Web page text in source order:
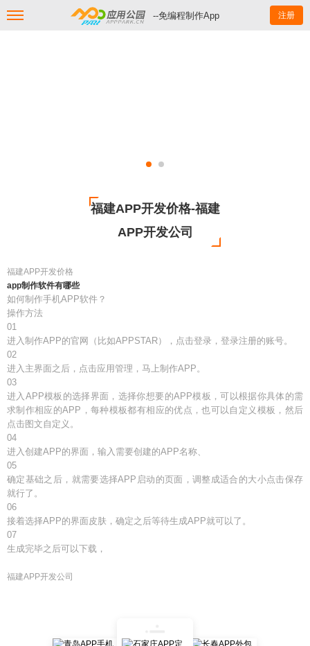
--免编程制作App 注册
福建APP开发价格-福建
APP开发公司
福建APP开发价格
app制作软件有哪些
如何制作手机APP软件？
操作方法
01
进入制作APP的官网（比如APPSTAR），点击登录，登录注册的账号。
02
进入主界面之后，点击应用管理，马上制作APP。
03
进入APP模板的选择界面，选择你想要的APP模板，可以根据你具体的需
求制作相应的APP，每种模板都有相应的优点，也可以自定义模板，然后
点击图文自定义。
04
进入创建APP的界面，输入需要创建的APP名称、
05
确定基础之后，就需要选择APP启动的页面，调整成适合的大小点击保存
就行了。
06
接着选择APP的界面皮肤，确定之后等待生成APP就可以了。
07
生成完毕之后可以下载，
福建APP开发公司